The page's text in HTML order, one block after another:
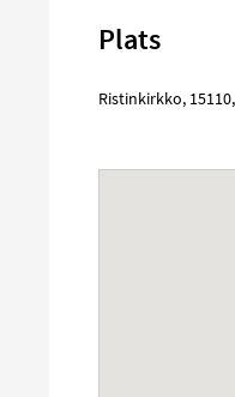
Plats
Ristinkirkko, 15110,